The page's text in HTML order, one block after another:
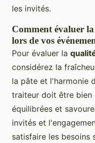
les invités.
Comment évaluer
lors de vos
Pour évaluer la
considérez la
la pâte et l'harmonie
traiteur doit être bien
équilibrées et
invités et
satisfaire les besoins